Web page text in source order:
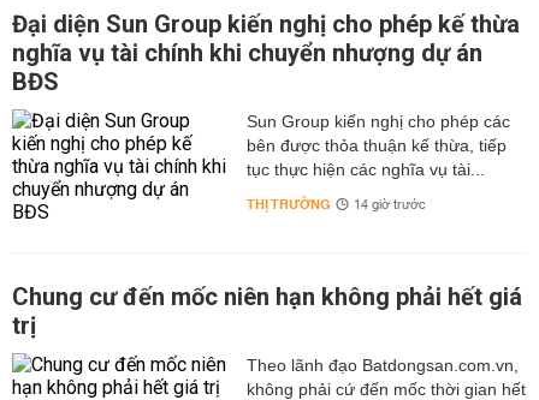
Đại diện Sun Group kiến nghị cho phép kế thừa
nghĩa vụ tài chính khi chuyển nhượng dự án
BĐS
Sun Group kiến nghị cho phép các
bên được thỏa thuận kế thừa, tiếp
tục thực hiện các nghĩa vụ tài...
THỊ TRƯỜNG 14 giờ trước
Chung cư đến mốc niên hạn không phải hết giá
trị
Theo lãnh đạo Batdongsan.com.vn,
không phải cứ đến mốc thời gian hết